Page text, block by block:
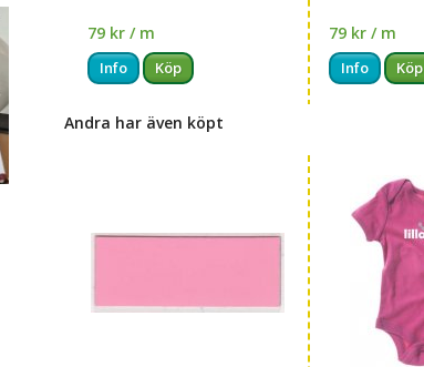
79 kr / m
Info Köp
79 kr / m
Info Köp
Andra har även köpt